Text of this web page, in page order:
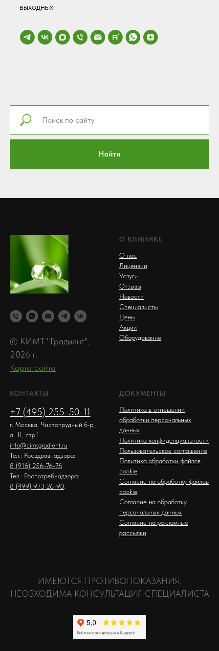
выходных
Найти
© КИМТ "Градиент",
2026 г.
Карта сайта
О КЛИНИКЕ
О нас
Лицензии
Услуги
Отзывы
Новости
Специалисты
Цены
Акции
Оборудование
КОНТАКТЫ
+7 (495) 255-50-11
г. Москва, Чистопрудный б-р,
д. 11, стр.1
info@cimtgradient.ru
Тел.: Росздравнадзора:
8 (916) 256-76-76
Тел.: Роспотребнадзора:
8 (499) 973-26-90
ДОКУМЕНТЫ
Политика в отношении
обработки персональных
данных
Политика конфиденциальности
Пользовательское соглашение
Политика обработки файлов
cookie
Согласие на обработку файлов
cookie
Согласие на обработку
персональных данных
Согласие на рекламные
рассылки
ИМЕЮТСЯ ПРОТИВОПОКАЗАНИЯ,
НЕОБХОДИМА КОНСУЛЬТАЦИЯ СПЕЦИАЛИСТА